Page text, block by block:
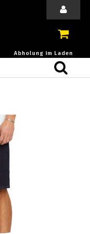
Abholung im Laden